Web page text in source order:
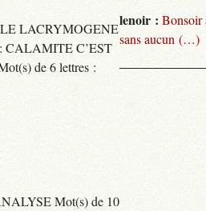
LACRYMOGENE
CALAMITE C’EST
de 6 lettres :
Mot(s) de 10
lenoir : Bonsoir
sans aucun (…)